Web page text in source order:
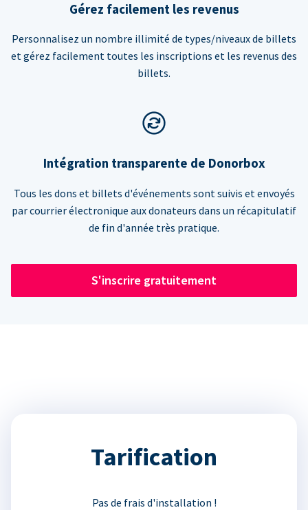
Gérez facilement les revenus
Personnalisez un nombre illimité de types/niveaux de billets
et gérez facilement toutes les inscriptions et les revenus des
billets.
Intégration transparente de Donorbox
Tous les dons et billets d'événements sont suivis et envoyés
par courrier électronique aux donateurs dans un récapitulatif
de fin d'année très pratique.
S'inscrire gratuitement
Tarification
Pas de frais d'installation !